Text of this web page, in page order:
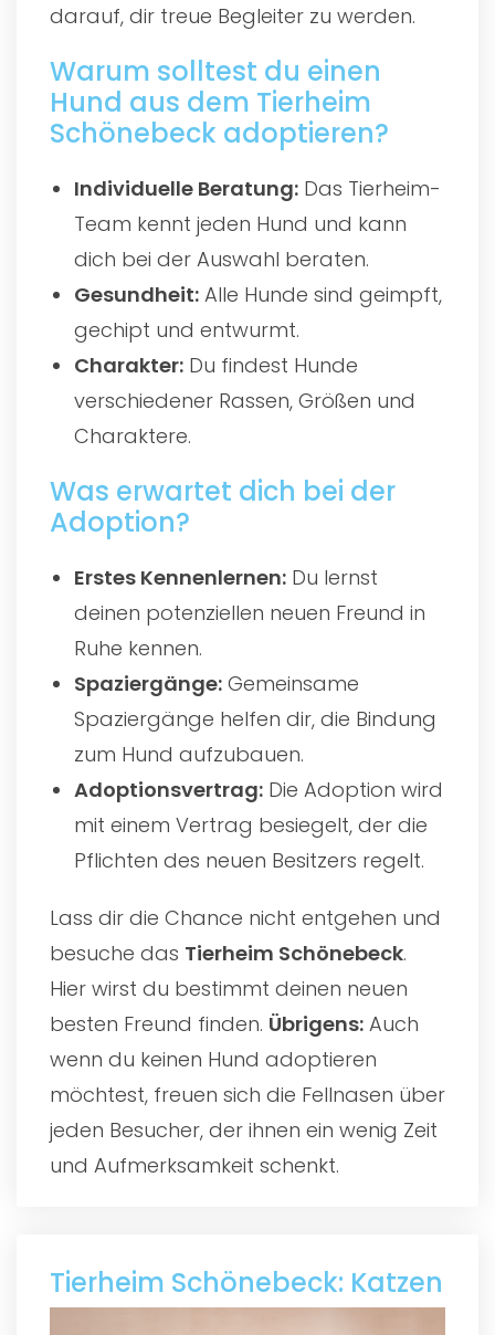
darauf, dir treue Begleiter zu werden.
Warum solltest du einen
Hund aus dem Tierheim
Schönebeck adoptieren?
Individuelle Beratung: Das Tierheim-
Team kennt jeden Hund und kann
dich bei der Auswahl beraten.
Gesundheit: Alle Hunde sind geimpft,
gechipt und entwurmt.
Charakter: Du findest Hunde
verschiedener Rassen, Größen und
Charaktere.
Was erwartet dich bei der
Adoption?
Erstes Kennenlernen: Du lernst
deinen potenziellen neuen Freund in
Ruhe kennen.
Spaziergänge: Gemeinsame
Spaziergänge helfen dir, die Bindung
zum Hund aufzubauen.
Adoptionsvertrag: Die Adoption wird
mit einem Vertrag besiegelt, der die
Pflichten des neuen Besitzers regelt.
Lass dir die Chance nicht entgehen und
besuche das Tierheim Schönebeck.
Hier wirst du bestimmt deinen neuen
besten Freund finden. Übrigens: Auch
wenn du keinen Hund adoptieren
möchtest, freuen sich die Fellnasen über
jeden Besucher, der ihnen ein wenig Zeit
und Aufmerksamkeit schenkt.
Tierheim Schönebeck: Katzen